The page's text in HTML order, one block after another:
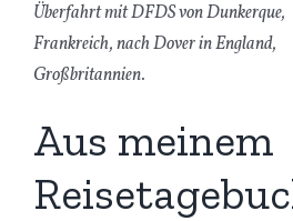
Überfahrt mit DFDS von Dunkerque,
Frankreich, nach Dover in England,
Großbritannien.
Aus meinem